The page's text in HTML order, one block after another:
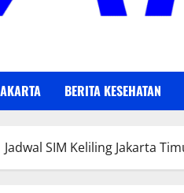
BERITA KESEHATAN
Jadwal SIM Keliling Jakarta